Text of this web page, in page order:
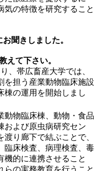
気の特徴を研究すること
聞きしました。
えて下さい。
、帯広畜産大学では、
を担う産業動物臨床施設
棟の運用を開始しまし
動物臨床棟、動物・食品
および原虫病研究セン
り廊下で結ぶことで、
臨床検査、病理検査、毒
機的に連携させること
らの実務教育を行うこと